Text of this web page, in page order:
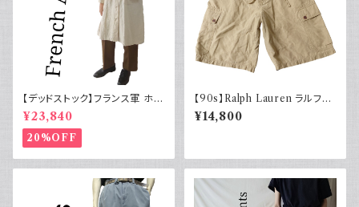
【デッドストック】フランス軍 ホス
ピタルコート リネンコート シン
グルタイプ
¥23,840
20%OFF
【90s】Ralph Lauren ラルフロ
ーレン カーゴショーツ シルクリ
ネンコットン イージーパンツ 古
¥14,800